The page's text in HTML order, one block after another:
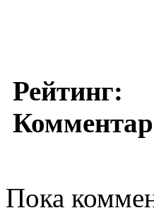
Рейтинг:
Пока